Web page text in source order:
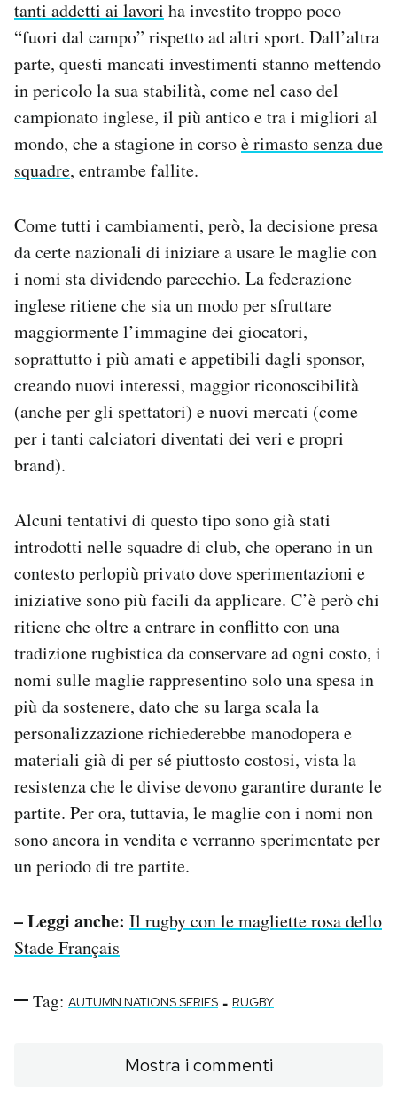
tanti addetti ai lavori ha investito troppo poco
“fuori dal campo” rispetto ad altri sport. Dall’altra
parte, questi mancati investimenti stanno mettendo
in pericolo la sua stabilità, come nel caso del
campionato inglese, il più antico e tra i migliori al
mondo, che a stagione in corsoè rimasto senza due
squadre, entrambe fallite.
Come tutti i cambiamenti, però, la decisione presa
da certe nazionali di iniziare a usare le maglie con
i nomi sta dividendo parecchio. La federazione
inglese ritiene che sia un modo per sfruttare
maggiormente l’immagine dei giocatori,
soprattutto i più amati e appetibili dagli sponsor,
creando nuovi interessi, maggior riconoscibilità
(anche per gli spettatori) e nuovi mercati (come
per i tanti calciatori diventati dei veri e propri
brand).
Alcuni tentativi di questo tipo sono già stati
introdotti nelle squadre di club, che operano in un
contesto perlopiù privato dove sperimentazioni e
iniziative sono più facili da applicare. C’è però chi
ritiene che oltre a entrare in conflitto con una
tradizione rugbistica da conservare ad ogni costo, i
nomi sulle maglie rappresentino solo una spesa in
più da sostenere, dato che su larga scala la
personalizzazione richiederebbe manodopera e
materiali già di per sé piuttosto costosi, vista la
resistenza che le divise devono garantire durante le
partite. Per ora, tuttavia, le maglie con i nomi non
sono ancora in vendita e verranno sperimentate per
un periodo di tre partite.
– Leggi anche: Il rugby con le magliette rosa dello
Stade Français
Tag: AUTUMN NATIONS SERIES - RUGBY
Mostra i commenti